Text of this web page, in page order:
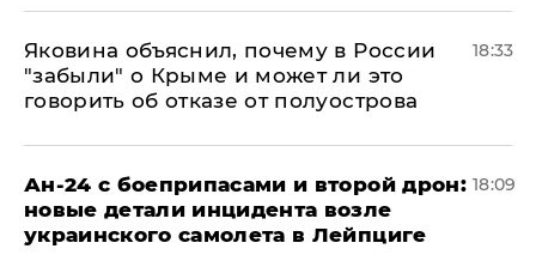
Яковина объяснил, почему в России
"забыли" о Крыме и может ли это
говорить об отказе от полуострова
18:33
Ан-24 с боеприпасами и второй дрон:
новые детали инцидента возле
украинского самолета в Лейпциге
18:09